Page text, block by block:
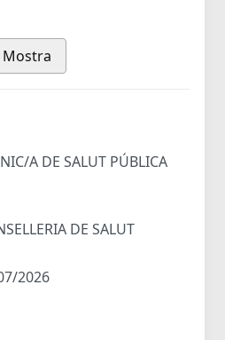
Mostra
A DE SALUT PÚBLICA
DE SALUT
2026